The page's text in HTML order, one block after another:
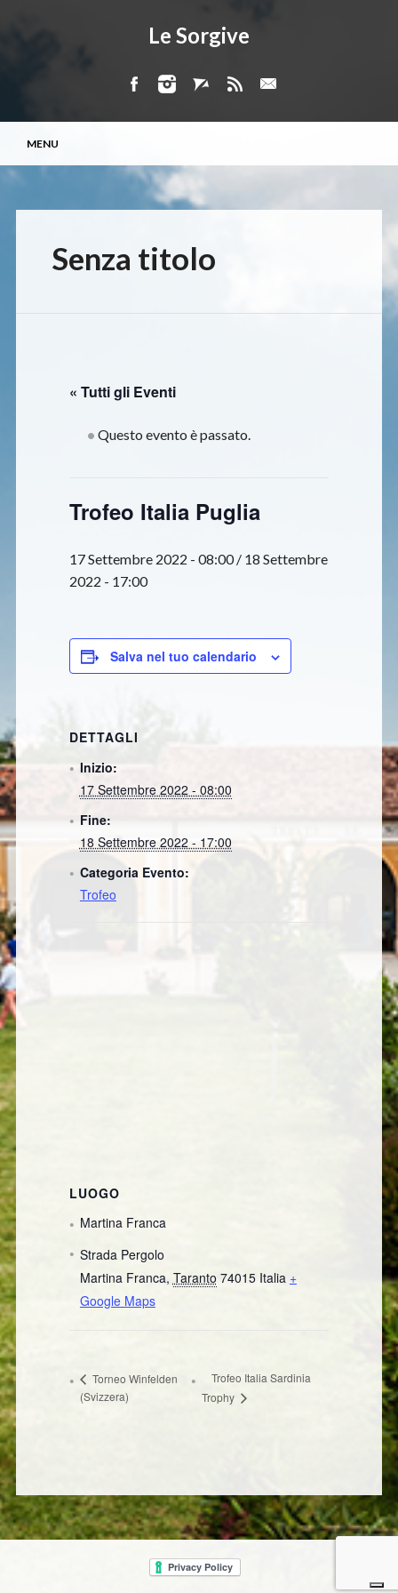
Le Sorgive
Menu principale
MENU
Senza titolo
« Tutti gli Eventi
Questo evento è passato.
Trofeo Italia Puglia
17 Settembre 2022 - 08:00/ 18 Settembre
2022 - 17:00
Salva nel tuo calendario
DETTAGLI
Inizio:
17 Settembre 2022 - 08:00
Fine:
18 Settembre 2022 - 17:00
Categoria Evento:
Trofeo
LUOGO
Martina Franca
Strada Pergolo
Martina Franca, Taranto 74015 Italia +
Google Maps
Torneo Winfelden
(Svizzera)
Trofeo Italia Sardinia
Trophy